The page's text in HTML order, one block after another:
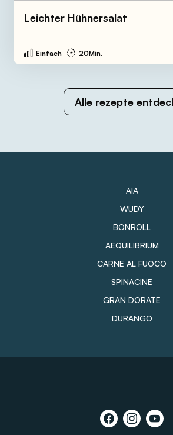
Leichter Hühnersalat
Einfach 20Min.
Alle rezepte
AIA
WUDY
BONROLL
AEQUILIBRIUM
CARNE AL FUOCO
SPINACINE
GRAN DORATE
DURANGO